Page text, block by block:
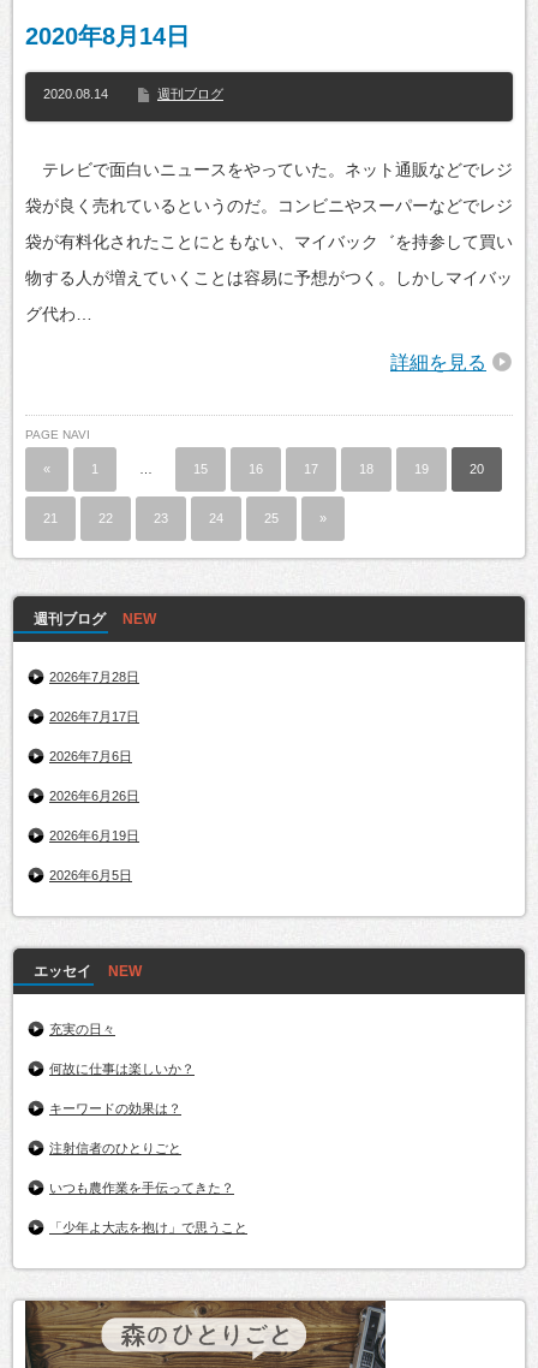
2020年8月14日
2020.08.14 週刊ブログ
テレビで面白いニュースをやっていた。ネット通販などでレジ
袋が良く売れているというのだ。コンビニやスーパーなどでレジ
袋が有料化されたことにともない、マイバック゛を持参して買い
物する人が増えていくことは容易に予想がつく。しかしマイバッ
グ代わ…
詳細を見る
PAGE NAVI
« 1 15 16 17 18 19 20
21 22 23 24 25 »
週刊ブログ
2026年7月28日
2026年7月17日
2026年7月6日
2026年6月26日
2026年6月19日
2026年6月5日
エッセイ
充実の日々
何故に仕事は楽しいか？
キーワードの効果は？
注射信者のひとりごと
いつも農作業を手伝ってきた？
「少年よ大志を抱け」で思うこと